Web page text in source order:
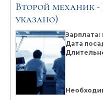
Второй механик -
указано)
Зарплата:
Дата